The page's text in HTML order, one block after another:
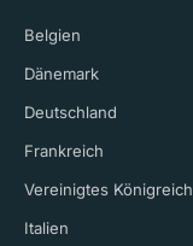
Belgien
Dänemark
Deutschland
Frankreich
Vereinigtes Königreich
Italien